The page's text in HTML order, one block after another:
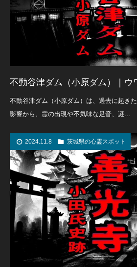
不動谷津ダム（小原ダム）｜ウ
不動谷津ダム（小原ダム）は、過去に起き
影響から、霊の出現や不気味な足音、謎…
2024.11.8 茨城県の心霊スポット